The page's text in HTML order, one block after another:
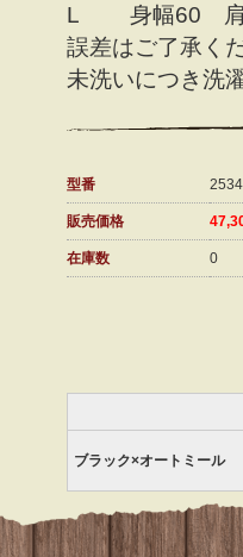
L 身幅60 肩
誤差はご了承く
未洗いにつき洗
型番
販売価格
在庫数 0
ブラック×オートミール